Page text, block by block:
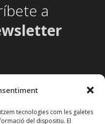
tecnologies com les galetes
del dispositiu. El
a